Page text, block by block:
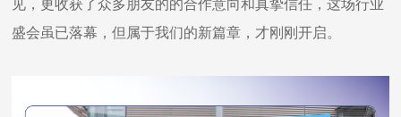
见，更收获了众多朋友的的合作意向和真挚信任，这场行业
盛会虽已落幕，但属于我们的新篇章，才刚刚开启。